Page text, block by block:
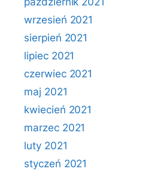
wrzesień 2021
sierpień 2021
lipiec 2021
czerwiec 2021
maj 2021
kwiecień 2021
marzec 2021
luty 2021
styczeń 2021